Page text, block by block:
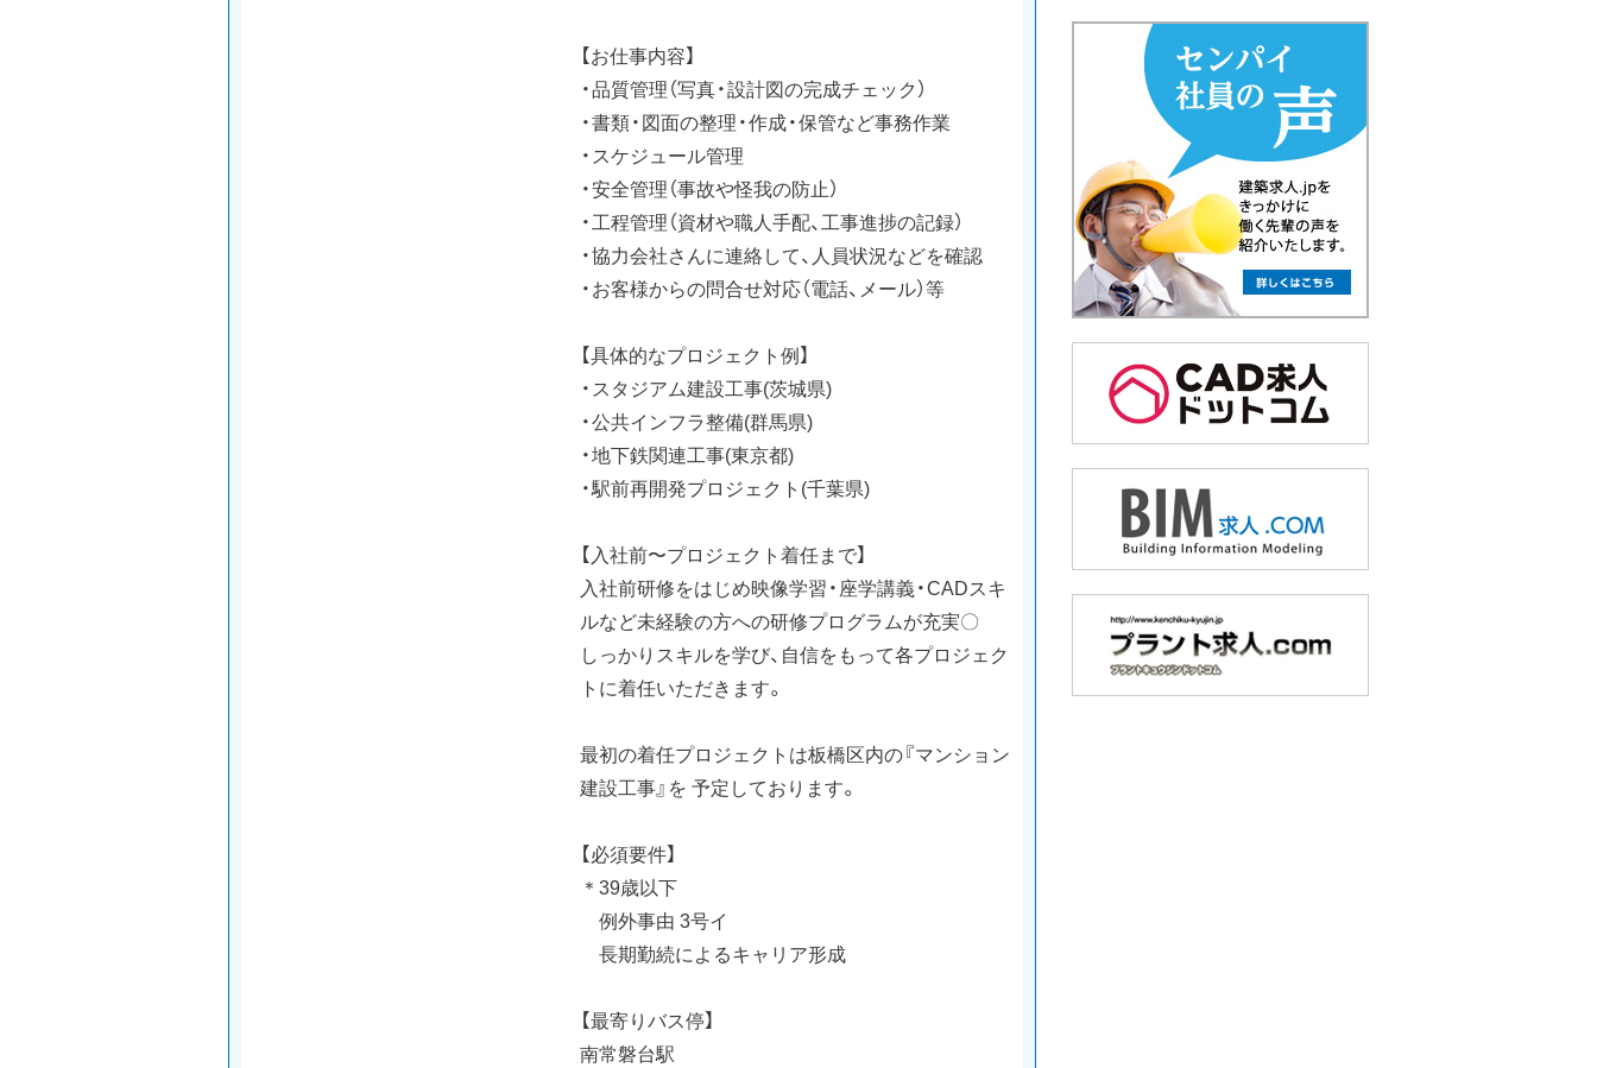
【お仕事内容】
・品質管理（写真・設計図の完成チェック）
・書類・図面の整理・作成・保管など事務作業
・スケジュール管理
・安全管理（事故や怪我の防止）
・工程管理（資材や職人手配、工事進捗の記録）
・協力会社さんに連絡して、人員状況などを確認
・お客様からの問合せ対応（電話、メール）等
【具体的なプロジェクト例】
・スタジアム建設工事(茨城県)
・公共インフラ整備(群馬県)
・地下鉄関連工事(東京都)
・駅前再開発プロジェクト(千葉県)
【入社前〜プロジェクト着任まで】
入社前研修をはじめ映像学習・座学講義・CADスキ
ルなど未経験の方への研修プログラムが充実〇
しっかりスキルを学び、自信をもって各プロジェク
トに着任いただきます。
最初の着任プロジェクトは板橋区内の『マンション
建設工事』を 予定しております。
【必須要件】
＊39歳以下
例外事由 3号イ
長期勤続によるキャリア形成
【最寄りバス停】
南常磐台駅